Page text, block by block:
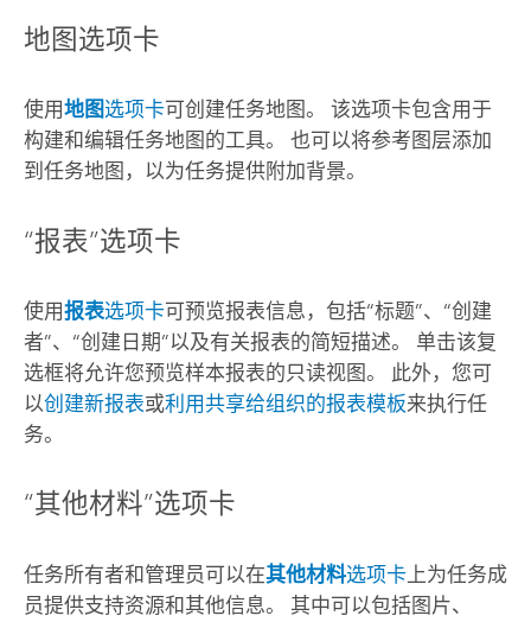
地图选项卡
使用地图选项卡可创建任务地图。 该选项卡包含用于
构建和编辑任务地图的工具。 也可以将参考图层添加
到任务地图，以为任务提供附加背景。
“报表”选项卡
使用报表选项卡可预览报表信息，包括“标题”、“创建
者”、“创建日期”以及有关报表的简短描述。 单击该复
选框将允许您预览样本报表的只读视图。 此外，您可
以创建新报表或利用共享给组织的报表模板来执行任
务。
“其他材料”选项卡
任务所有者和管理员可以在其他材料选项卡上为任务成
员提供支持资源和其他信息。 其中可以包括图片、